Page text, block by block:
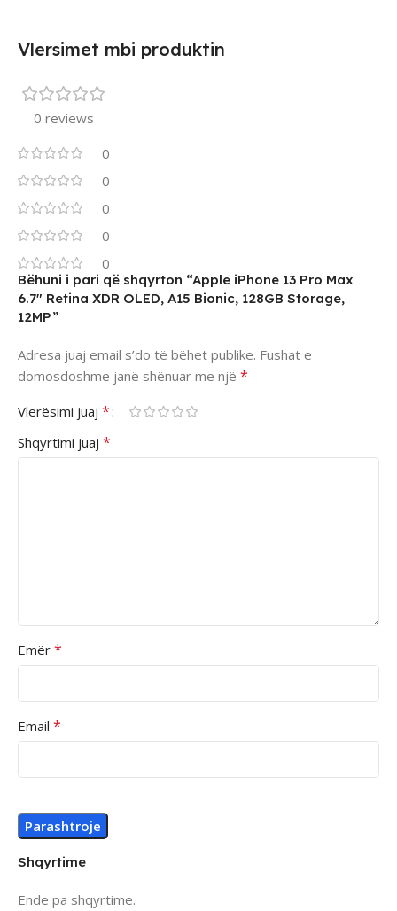
Vlersimet mbi produktin
0 reviews
0
0
0
0
0
Shqyrtime
Ende pa shqyrtime.
Bëhuni i pari që shqyrton “Apple iPhone 13 Pro Max
6.7″ Retina XDR OLED, A15 Bionic, 128GB Storage,
12MP”
Adresa juaj email s’do të bëhet publike. Fushat e
domosdoshme janë shënuar me një *
Vlerësimi juaj *
Shqyrtimi juaj *
Emër *
Email *